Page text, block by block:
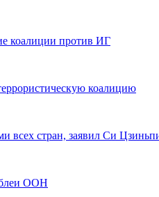
коалиции против ИГ
коалицию
всех стран, заявил Си
ООН